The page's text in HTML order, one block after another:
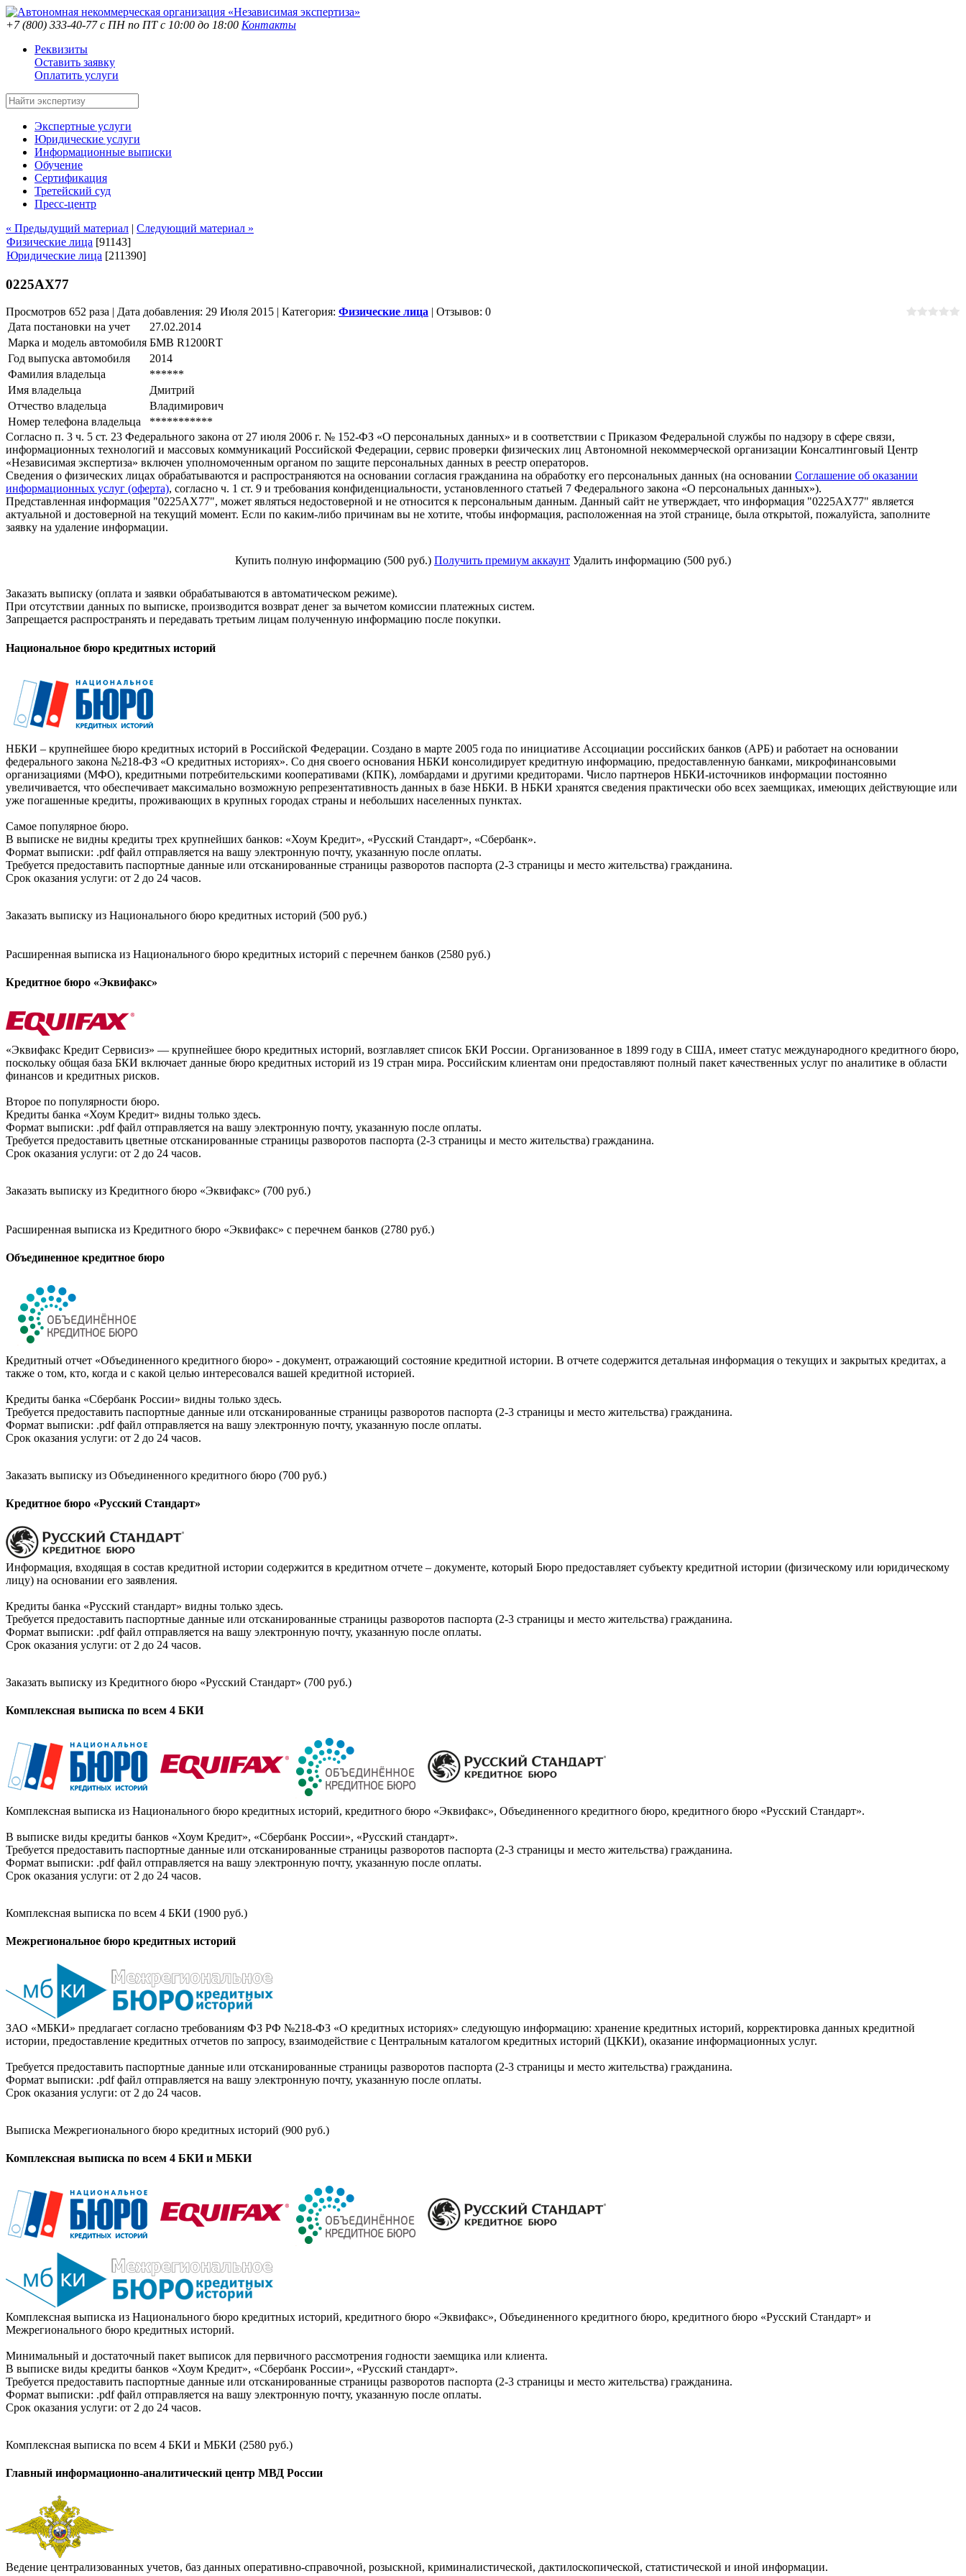
+7 (800) 333-40-77с ПН по ПТ с 10:00 до 18:00 Контакты
Реквизиты
Оставить заявку
Оплатить услуги
Экспертные услуги
Юридические услуги
Информационные выписки
Обучение
Сертификация
Третейский суд
Пресс-центр
« Предыдущий материал | Следующий материал »
Физические лица [91143]
Юридические лица [211390]
0225АХ77
Просмотров 652 раза | Дата добавления: 29 Июля 2015 | Категория: Физические лица | Отзывов: 0
Дата постановки на учет
27.02.2014
Марка и модель автомобиля БМВ R1200RТ
Год выпуска автомобиля
2014
Фамилия владельца
******
Имя владельца
Дмитрий
Отчество владельца
Владимирович
Номер телефона владельца
***********
Согласно п. 3 ч. 5 ст. 23 Федерального закона от 27 июля 2006 г. № 152-ФЗ «О персональных данных» и в соответствии с Приказом Федеральной службы по надзору в сфере связи,
информационных технологий и массовых коммуникаций Российской Федерации, сервис проверки физических лиц Автономной некоммерческой организации Консалтинговый Центр
«Независимая экспертиза» включен уполномоченным органом по защите персональных данных в реестр операторов.
Сведения о физических лицах обрабатываются и распространяются на основании согласия гражданина на обработку его персональных данных (на основании Соглашение об оказании
информационных услуг (оферта), согласно ч. 1 ст. 9 и требования конфиденциальности, установленного статьей 7 Федерального закона «О персональных данных»).
Представленная информация "0225АХ77", может являться недостоверной и не относится к персональным данным. Данный сайт не утверждает, что информация "0225АХ77" является
актуальной и достоверной на текущий момент. Если по каким-либо причинам вы не хотите, чтобы информация, расположенная на этой странице, была открытой, пожалуйста, заполните
заявку на удаление информации.
Купить полную информацию (500 руб.) Получить премиум аккаунт Удалить информацию (500 руб.)
Заказать выписку (оплата и заявки обрабатываются в автоматическом режиме).
При отсутствии данных по выписке, производится возврат денег за вычетом комиссии платежных систем.
Запрещается распространять и передавать третьим лицам полученную информацию после покупки.
Национальное бюро кредитных историй
НБКИ – крупнейшее бюро кредитных историй в Российской Федерации. Создано в марте 2005 года по инициативе Ассоциации российских банков (АРБ) и работает на основании
федерального закона №218-ФЗ «О кредитных историях». Со дня своего основания НБКИ консолидирует кредитную информацию, предоставленную банками, микрофинансовыми
организациями (МФО), кредитными потребительскими кооперативами (КПК), ломбардами и другими кредиторами. Число партнеров НБКИ-источников информации постоянно
увеличивается, что обеспечивает максимально возможную репрезентативность данных в базе НБКИ. В НБКИ хранятся сведения практически обо всех заемщиках, имеющих действующие или
уже погашенные кредиты, проживающих в крупных городах страны и небольших населенных пунктах.
Самое популярное бюро.
В выписке не видны кредиты трех крупнейших банков: «Хоум Кредит», «Русский Стандарт», «Сбербанк».
Формат выписки: .pdf файл отправляется на вашу электронную почту, указанную после оплаты.
Требуется предоставить паспортные данные или отсканированные страницы разворотов паспорта (2-3 страницы и место жительства) гражданина.
Срок оказания услуги: от 2 до 24 часов.
Заказать выписку из Национального бюро кредитных историй (500 руб.)
Расширенная выписка из Национального бюро кредитных историй с перечнем банков (2580 руб.)
Кредитное бюро «Эквифакс»
«Эквифакс Кредит Сервисиз» — крупнейшее бюро кредитных историй, возглавляет список БКИ России. Организованное в 1899 году в США, имеет статус международного кредитного бюро,
поскольку общая база БКИ включает данные бюро кредитных историй из 19 стран мира. Российским клиентам они предоставляют полный пакет качественных услуг по аналитике в области
финансов и кредитных рисков.
Второе по популярности бюро.
Кредиты банка «Хоум Кредит» видны только здесь.
Формат выписки: .pdf файл отправляется на вашу электронную почту, указанную после оплаты.
Требуется предоставить цветные отсканированные страницы разворотов паспорта (2-3 страницы и место жительства) гражданина.
Срок оказания услуги: от 2 до 24 часов.
Заказать выписку из Кредитного бюро «Эквифакс» (700 руб.)
Расширенная выписка из Кредитного бюро «Эквифакс» с перечнем банков (2780 руб.)
Объединенное кредитное бюро
Кредитный отчет «Объединенного кредитного бюро» - документ, отражающий состояние кредитной истории. В отчете содержится детальная информация о текущих и закрытых кредитах, а
также о том, кто, когда и с какой целью интересовался вашей кредитной историей.
Кредиты банка «Сбербанк России» видны только здесь.
Требуется предоставить паспортные данные или отсканированные страницы разворотов паспорта (2-3 страницы и место жительства) гражданина.
Формат выписки: .pdf файл отправляется на вашу электронную почту, указанную после оплаты.
Срок оказания услуги: от 2 до 24 часов.
Заказать выписку из Объединенного кредитного бюро (700 руб.)
Кредитное бюро «Русский Стандарт»
Информация, входящая в состав кредитной истории содержится в кредитном отчете – документе, который Бюро предоставляет субъекту кредитной истории (физическому или юридическому
лицу) на основании его заявления.
Кредиты банка «Русский стандарт» видны только здесь.
Требуется предоставить паспортные данные или отсканированные страницы разворотов паспорта (2-3 страницы и место жительства) гражданина.
Формат выписки: .pdf файл отправляется на вашу электронную почту, указанную после оплаты.
Срок оказания услуги: от 2 до 24 часов.
Заказать выписку из Кредитного бюро «Русский Стандарт» (700 руб.)
Комплексная выписка по всем 4 БКИ
Комплексная выписка из Национального бюро кредитных историй, кредитного бюро «Эквифакс», Объединенного кредитного бюро, кредитного бюро «Русский Стандарт».
В выписке виды кредиты банков «Хоум Кредит», «Сбербанк России», «Русский стандарт».
Требуется предоставить паспортные данные или отсканированные страницы разворотов паспорта (2-3 страницы и место жительства) гражданина.
Формат выписки: .pdf файл отправляется на вашу электронную почту, указанную после оплаты.
Срок оказания услуги: от 2 до 24 часов.
Комплексная выписка по всем 4 БКИ (1900 руб.)
Межрегиональное бюро кредитных историй
ЗАО «МБКИ» предлагает согласно требованиям ФЗ РФ №218-ФЗ «О кредитных историях» следующую информацию: хранение кредитных историй, корректировка данных кредитной
истории, предоставление кредитных отчетов по запросу, взаимодействие с Центральным каталогом кредитных историй (ЦККИ), оказание информационных услуг.
Требуется предоставить паспортные данные или отсканированные страницы разворотов паспорта (2-3 страницы и место жительства) гражданина.
Формат выписки: .pdf файл отправляется на вашу электронную почту, указанную после оплаты.
Срок оказания услуги: от 2 до 24 часов.
Выписка Межрегионального бюро кредитных историй (900 руб.)
Комплексная выписка по всем 4 БКИ и МБКИ
Комплексная выписка из Национального бюро кредитных историй, кредитного бюро «Эквифакс», Объединенного кредитного бюро, кредитного бюро «Русский Стандарт» и
Межрегионального бюро кредитных историй.
Минимальный и достаточный пакет выписок для первичного рассмотрения годности заемщика или клиента.
В выписке виды кредиты банков «Хоум Кредит», «Сбербанк России», «Русский стандарт».
Требуется предоставить паспортные данные или отсканированные страницы разворотов паспорта (2-3 страницы и место жительства) гражданина.
Формат выписки: .pdf файл отправляется на вашу электронную почту, указанную после оплаты.
Срок оказания услуги: от 2 до 24 часов.
Комплексная выписка по всем 4 БКИ и МБКИ (2580 руб.)
Главный информационно-аналитический центр МВД России
Ведение централизованных учетов, баз данных оперативно-справочной, розыскной, криминалистической, дактилоскопической, статистической и иной информации.